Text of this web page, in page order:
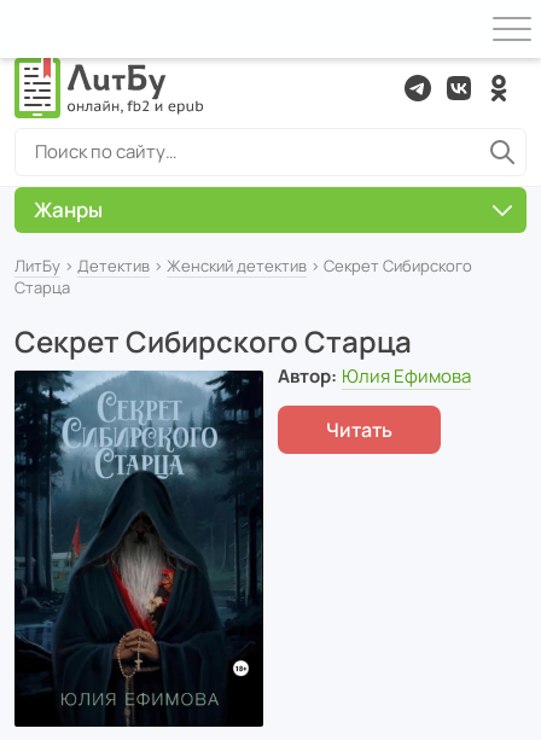
ЛитБу › Детектив › Женский детектив › Секрет Сибирского
Старца
Секрет Сибирского Старца
Автор: Юлия Ефимова
Читать
Жанры